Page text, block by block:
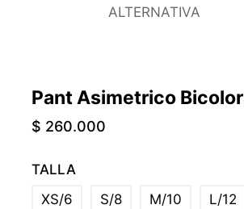
Pant Asimetrico Bicolor
$ 260.000
TALLA
XS/6
S/8 M/10 L/12